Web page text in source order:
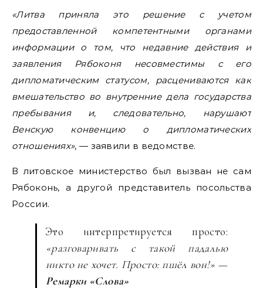
«Литва приняла это решение с учетом
предоставленной компетентными органами
информации о том, что недавние действия и
заявления Рябоконя несовместимы с его
дипломатическим статусом, расцениваются как
вмешательство во внутренние дела государства
пребывания и, следовательно, нарушают
Венскую конвенцию о дипломатических
отношениях», — заявили в ведомстве.
В литовское министерство был вызван не сам
Рябоконь, а другой представитель посольства
России.
Это интерпретируется просто:
«разговаривать с такой падалью
никто не хочет. Просто: пшёл вон!» —
Ремарки «Слова»